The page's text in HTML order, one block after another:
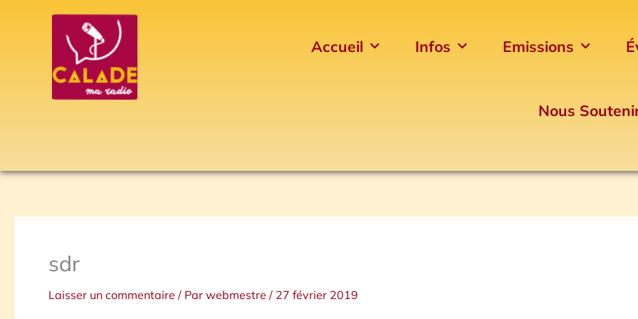
Accueil Infos Emissions
Nous
sdr
Laisser un commentaire / Par webmestre / 27 février 2019